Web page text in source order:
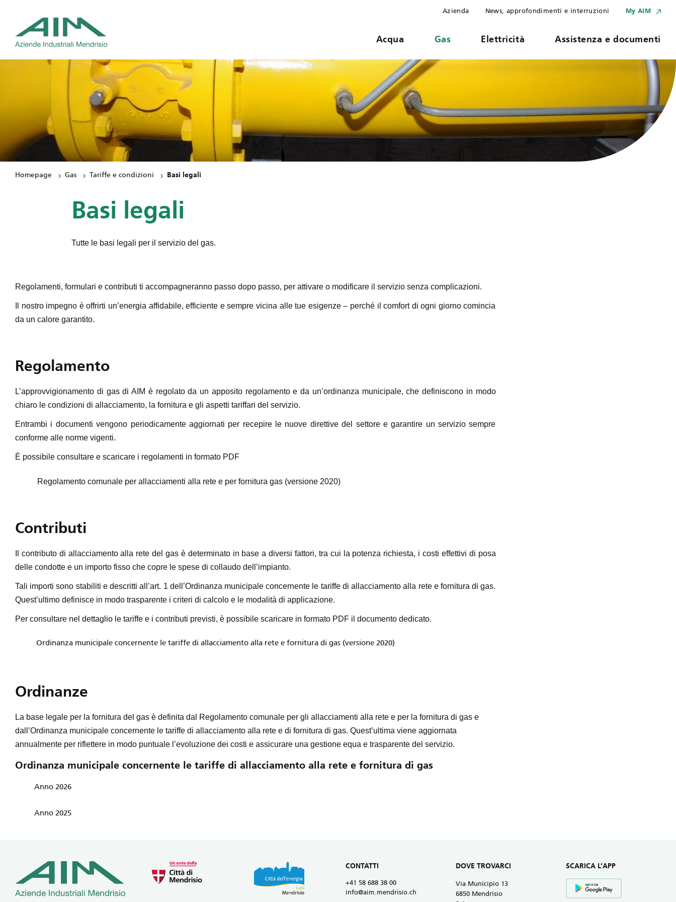
Azienda News, approfondimenti e interruzioni My AIM
Acqua Gas Elettricità Assistenza e documenti
Homepage Gas Tariffe e condizioni Basi legali
Basi legali
Tutte le basi legali per il servizio del gas.
Regolamenti, formulari e contributi ti accompagneranno passo dopo passo, per attivare o modificare il servizio senza complicazioni.
Il nostro impegno è offrirti un’energia affidabile, efficiente e sempre vicina alle tue esigenze – perché il comfort di ogni giorno comincia
da un calore garantito.
Regolamento
L’approvvigionamento di gas di AIM è regolato da un apposito regolamento e da un’ordinanza municipale, che definiscono in modo
chiaro le condizioni di allacciamento, la fornitura e gli aspetti tariffari del servizio.
Entrambi i documenti vengono periodicamente aggiornati per recepire le nuove direttive del settore e garantire un servizio sempre
conforme alle norme vigenti.
È possibile consultare e scaricare i regolamenti in formato PDF
Regolamento comunale per allacciamenti alla rete e per fornitura gas (versione 2020)
Contributi
Il contributo di allacciamento alla rete del gas è determinato in base a diversi fattori, tra cui la potenza richiesta, i costi effettivi di posa
delle condotte e un importo fisso che copre le spese di collaudo dell’impianto.
Tali importi sono stabiliti e descritti all’art. 1 dell’Ordinanza municipale concernente le tariffe di allacciamento alla rete e fornitura di gas.
Quest’ultimo definisce in modo trasparente i criteri di calcolo e le modalità di applicazione.
Per consultare nel dettaglio le tariffe e i contributi previsti, è possibile scaricare in formato PDF il documento dedicato.
Ordinanza municipale concernente le tariffe di allacciamento alla rete e fornitura di gas (versione 2020)
Ordinanze
La base legale per la fornitura del gas è definita dal Regolamento comunale per gli allacciamenti alla rete e per la fornitura di gas e
dall’Ordinanza municipale concernente le tariffe di allacciamento alla rete e di fornitura di gas. Quest’ultima viene aggiornata
annualmente per riflettere in modo puntuale l’evoluzione dei costi e assicurare una gestione equa e trasparente del servizio.
Ordinanza municipale concernente le tariffe di allacciamento alla rete e fornitura di gas
Anno 2026
Anno 2025
CONTATTI
+41 58 688 38 00
info@aim.mendrisio.ch
DOVE TROVARCI
Via Municipio 13
6850 Mendrisio
SCARICA L’APP